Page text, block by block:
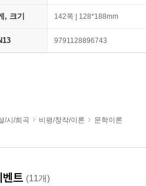
, 크기 142쪽 | 128*188mm
9791128896743
/시/희곡 비평/창작/이론 문학이론
벤트 (11개)